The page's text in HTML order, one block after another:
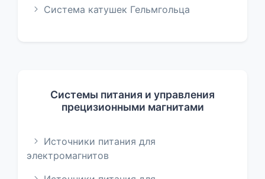
Система катушек Гельмгольца
Системы питания и управления
прецизионными магнитами
Источники питания для
электромагнитов